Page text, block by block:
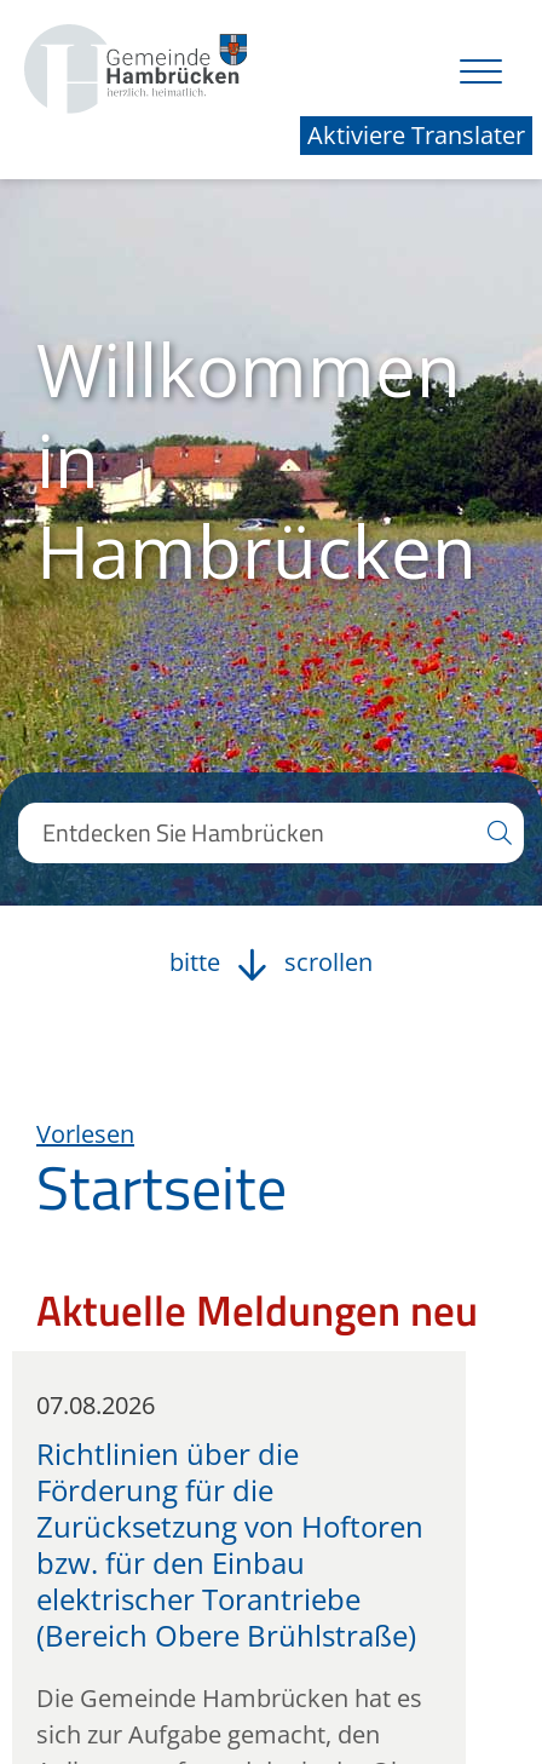
Aktiviere Translater
Willkommen
in
Hambrücken
bitte scrollen
Vorlesen
Startseite
Aktuelle Meldungen neu
07.08.2026
Richtlinien über die
Förderung für die
Zurücksetzung von Hoftoren
bzw. für den Einbau
elektrischer Torantriebe
(Bereich Obere Brühlstraße)
Die Gemeinde Hambrücken hat es
sich zur Aufgabe gemacht, den